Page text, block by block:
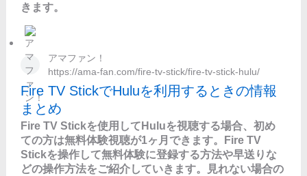
きます。
アマファン！
https://ama-fan.com/fire-tv-stick/fire-tv-stick-hulu/
Fire TV StickでHuluを利用するときの情報
まとめ
Fire TV Stickを使用してHuluを視聴する場合、初め
ての方は無料体験視聴が1ヶ月できます。Fire TV
Stickを操作して無料体験に登録する方法や早送りな
どの操作方法をご紹介していきます。見れない場合の